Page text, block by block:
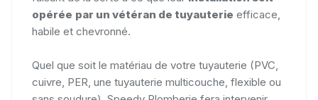
opérée par un vétéran de tuyauterie efficace,
habile et chevronné.
Quel que soit le matériau de votre tuyauterie (PVC,
cuivre, PER, une tuyauterie multicouche, flexible ou